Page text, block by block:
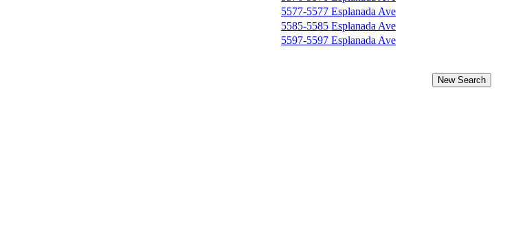
5577-5577 Esplanada Ave
5585-5585 Esplanada Ave
5597-5597 Esplanada Ave